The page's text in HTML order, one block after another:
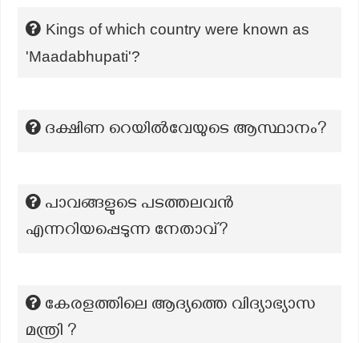
Kings of which country were known as
'Maadabhupati'?
ദക്ഷിണ റെയിൽവേയുടെ ആസ്ഥാനം?
പാവങ്ങളുടെ പടത്തലവൻ
എന്നറിയപ്പെടുന്ന നേതാവ്?
കേരളത്തിലെ ആദ്യത്തെ വിദ്യാഭ്യാസ
മന്ത്രി ?